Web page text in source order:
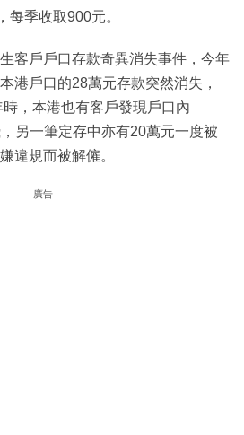
每季收取900元。
客戶戶口存款奇異消失事件，今年
港戶口的28萬元存款突然消失，
，本港也有客戶發現戶口內
另一筆定存中亦有20萬元一度被
違規而被解僱。
廣告